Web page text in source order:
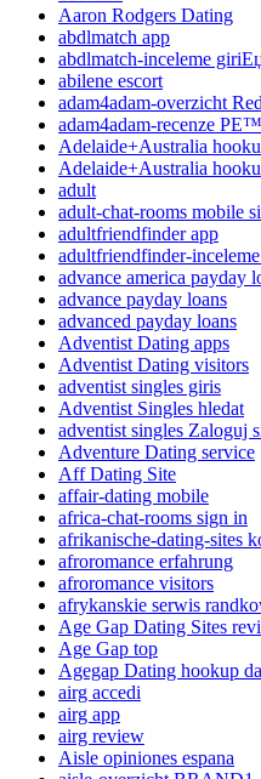
Aaron Rodgers Dating
abdlmatch app
abdlmatch-inceleme
abilene escort
adam4adam-overzicht
adam4adam-recenze
Adelaide+Australia
Adelaide+Australia
adult
adult-chat-rooms mobile
adultfriendfinder app
adultfriendfinder-
advance america payday
advance payday loans
advanced payday loans
Adventist Dating apps
Adventist Dating visitors
adventist singles giris
Adventist Singles hledat
adventist singles Zaloguj
Adventure Dating service
Aff Dating Site
affair-dating mobile
africa-chat-rooms sign in
afrikanische-dating-sites
afroromance erfahrung
afroromance visitors
afrykanskie serwis
Age Gap Dating Sites
Age Gap top
Agegap Dating hookup
airg accedi
airg app
airg review
Aisle opiniones espana